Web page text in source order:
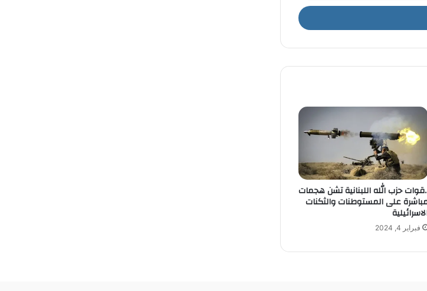
حزب الله اللبنانية تشن هجمات
على المستوطنات والثكنات
فبراير 4, 2024